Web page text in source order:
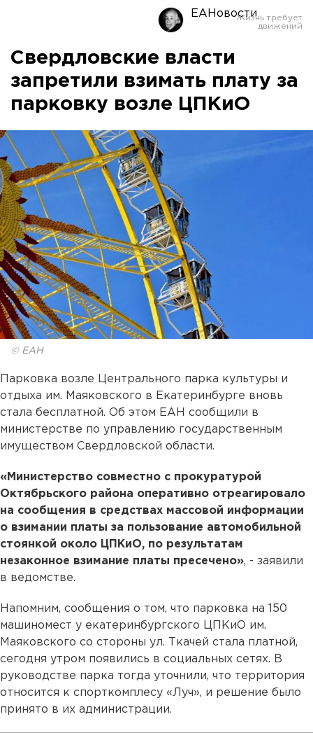
ЕАНовости
Свердловские власти
запретили взимать плату за
парковку возле ЦПКиО
© ЕАН
Парковка возле Центрального парка культуры и
отдыха им. Маяковского в Екатеринбурге вновь
стала бесплатной. Об этом ЕАН сообщили в
министерстве по управлению государственным
имуществом Свердловской области.
«Министерство совместно с прокуратурой
Октябрьского района оперативно отреагировало
на сообщения в средствах массовой информации
о взимании платы за пользование автомобильной
стоянкой около ЦПКиО, по результатам
незаконное взимание платы пресечено», - заявили
в ведомстве.
Напомним, сообщения о том, что парковка на 150
машиномест у екатеринбургского ЦПКиО им.
Маяковского со стороны ул. Ткачей стала платной,
сегодня утром появились в социальных сетях. В
руководстве парка тогда уточнили, что территория
относится к спорткомплесу «Луч», и решение было
принято в их администрации.